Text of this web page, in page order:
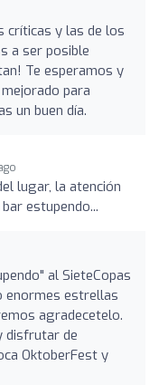
críticas y las de los
a ser posible
Te esperamos y
para
un buen día.
lugar, la atención
estupendo...
al SieteCopas
enormes estrellas
agradecetelo.
disfrutar de
OktoberFest y